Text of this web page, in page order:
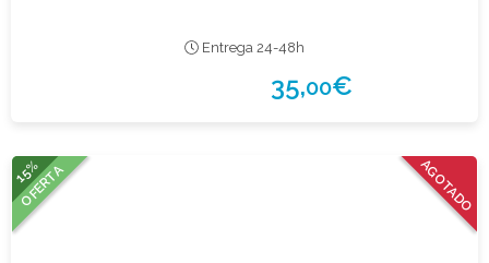
Entrega 24-48h
35,00€
AGOTADO
15%
OFERTA